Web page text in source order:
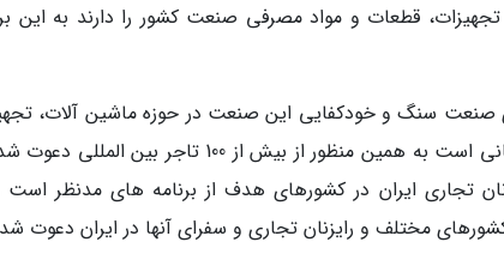
قطعات و مواد مصرفی صنعت کشور را دارند به این
صنعت سنگ و خودکفایی این صنعت در حوزه ماشین آلات،
و لوازم مصرفی و افزایش حضور سنگ ایران در بازار جهانی است به همین منظور از بیش از 100 تاجر بین
تجاری ایران در کشورهای هدف از برنامه های مدنظر است
کشورهای مختلف و رایزنان تجاری و سفرای آنها در ایران دعوت